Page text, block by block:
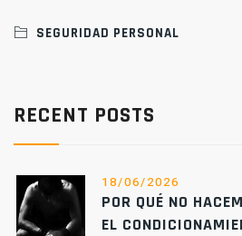
SEGURIDAD PERSONAL
RECENT POSTS
18/06/2026
POR QUÉ NO
EL